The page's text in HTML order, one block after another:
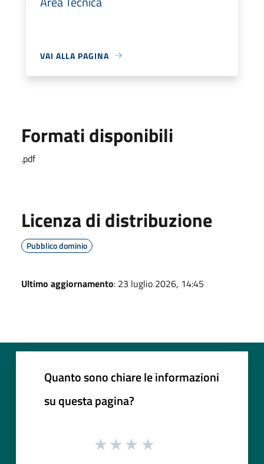
VAI ALLA PAGINA
Formati disponibili
.pdf
Licenza di distribuzione
Pubblico dominio
Ultimo aggiornamento: 23 luglio 2026, 14:45
Quanto sono chiare le informazioni
su questa pagina?